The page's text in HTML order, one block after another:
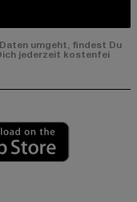
umgeht, findest Du
jederzeit kostenfei